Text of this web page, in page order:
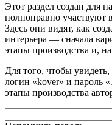
Этот раздел создан для
полноправно участвуют
Здесь они видят, как
интерьера — сначала
этапы производства и,
Для того, чтобы увидеть,
логин «kover» и пароль
этапы производства